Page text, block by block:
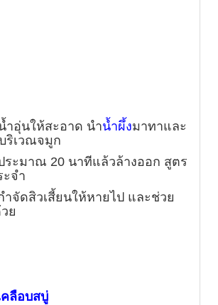
ำอุ่นให้สะอาด นำน้ำผึ้งมาทาและ
ริเวณจมูก
ระมาณ 20 นาทีแล้วล้างออก สูตร
ะจำ
ำจัดสิวเสี้ยนให้หายไป และช่วย
ย
ลือบสบู่